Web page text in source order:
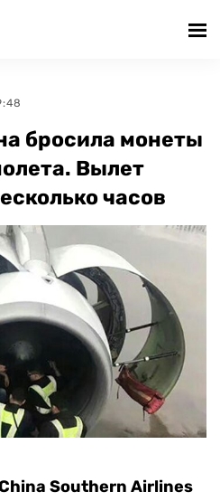
бросила монеты
Вылет
часов
Southern Airlines